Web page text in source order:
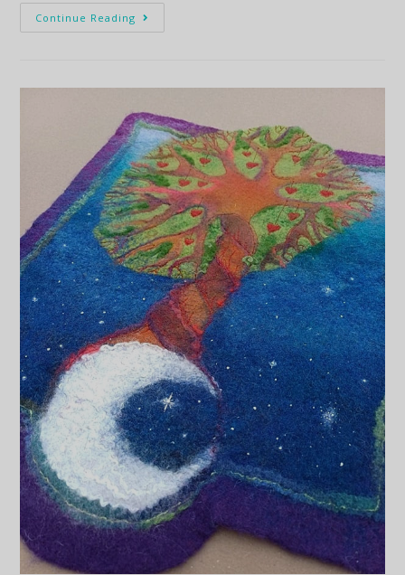
Continue Reading